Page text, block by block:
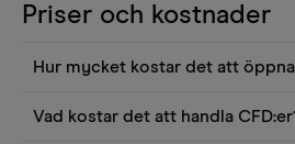
Priser och kostnader
Hur mycket kostar det att
Vad kostar det att handla